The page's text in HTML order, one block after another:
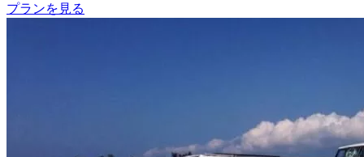
プランを見る